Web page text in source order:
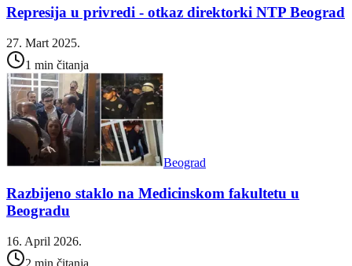
Represija u privredi - otkaz direktorki NTP Beograd
27. Mart 2025.
1 min čitanja
Beograd
Razbijeno staklo na Medicinskom fakultetu u
Beogradu
16. April 2026.
2 min čitanja